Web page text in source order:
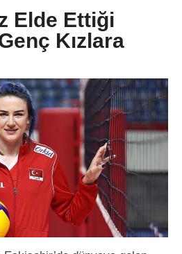
Elde Ettiği
Kızlara